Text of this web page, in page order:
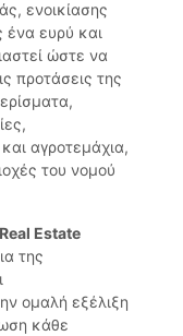
ενοικίασης
ευρύ και
ώστε να
προτάσεις της
αγροτεμάχια,
του νομού
Estate
της
ομαλή εξέλιξη
κάθε